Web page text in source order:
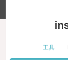
工具